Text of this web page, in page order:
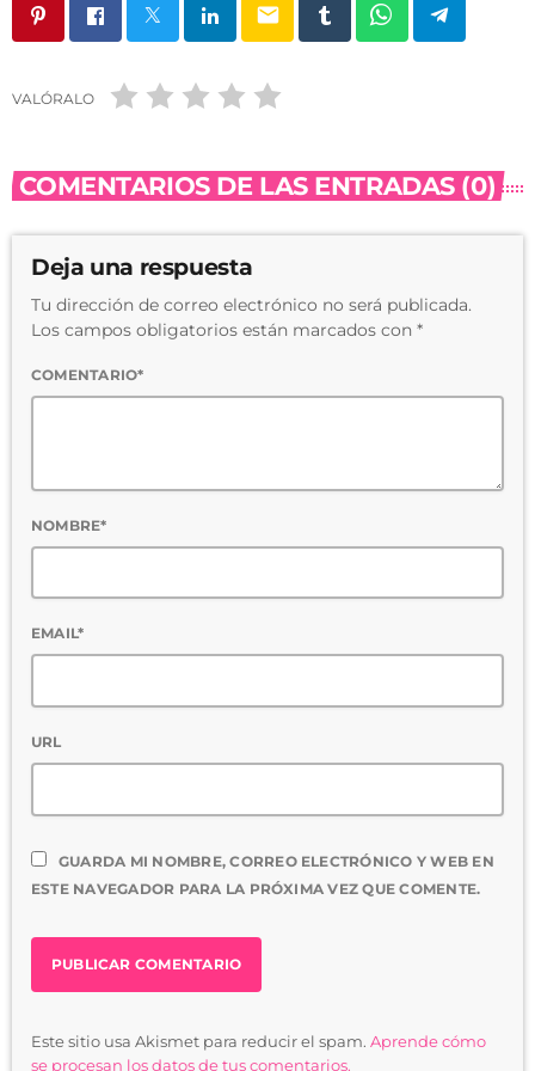
email
VALÓRALO
COMENTARIOS DE LAS ENTRADAS (0)
Deja una respuesta
Tu dirección de correo electrónico no será publicada.
Los campos obligatorios están marcados con *
COMENTARIO*
NOMBRE*
EMAIL*
URL
GUARDA MI NOMBRE, CORREO ELECTRÓNICO Y WEB EN
ESTE NAVEGADOR PARA LA PRÓXIMA VEZ QUE COMENTE.
Este sitio usa Akismet para reducir el spam. Aprende cómo
se procesan los datos de tus comentarios.